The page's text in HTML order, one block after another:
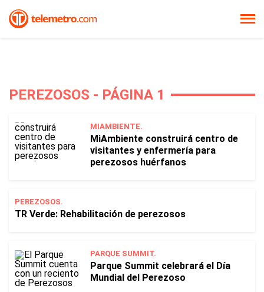
PEREZOSOS - PÁGINA 1
MIAMBIENTE.
MiAmbiente construirá centro de
visitantes y enfermería para
perezosos huérfanos
PEREZOSOS.
TR Verde: Rehabilitación de perezosos
PARQUE SUMMIT.
Parque Summit celebrará el Día
Mundial del Perezoso